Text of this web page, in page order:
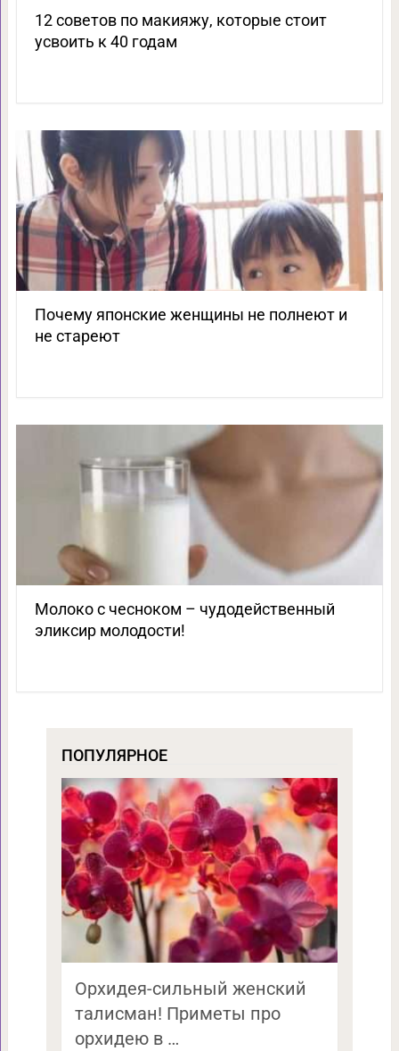
12 советов по макияжу, которые стоит
усвоить к 40 годам
Почему японские женщины не полнеют и
не стареют
Молоко с чесноком – чудодейственный
эликсир молодости!
ПОПУЛЯРНОЕ
Орхидея-сильный женский
талисман! Приметы про
орхидею в …